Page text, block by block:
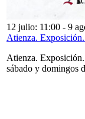
12 julio: 11:00 - 9
Atienza.
Atienza.
sábado y domingos